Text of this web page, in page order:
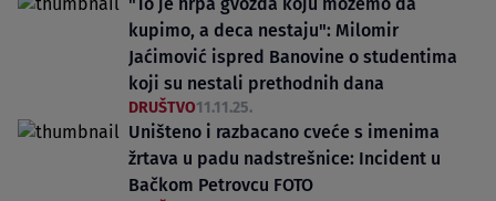
kupimo, a deca nestaju": Milomir
Jaćimović ispred Banovine o studentima
koji su nestali prethodnih dana
DRUŠTVO11.11.25.
Uništeno i razbacano cveće s imenima
žrtava u padu nadstrešnice: Incident u
Bačkom Petrovcu FOTO